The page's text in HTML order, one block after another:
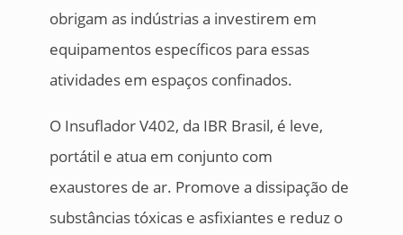
obrigam as indústrias a investirem em
equipamentos específicos para essas
atividades em espaços confinados.
O Insuflador V402, da IBR Brasil, é leve,
portátil e atua em conjunto com
exaustores de ar. Promove a dissipação de
substâncias tóxicas e asfixiantes e reduz o